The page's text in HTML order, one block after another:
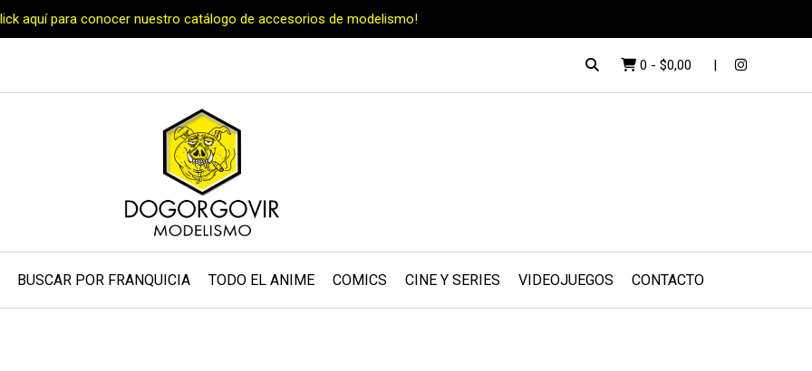
aquí para conocer nuestro catálogo de accesorios de modelismo!
0 - $0,00
BUSCAR POR FRANQUICIA TODO EL ANIME COMICS CINE Y SERIES VIDEOJUEGOS CONTACTO